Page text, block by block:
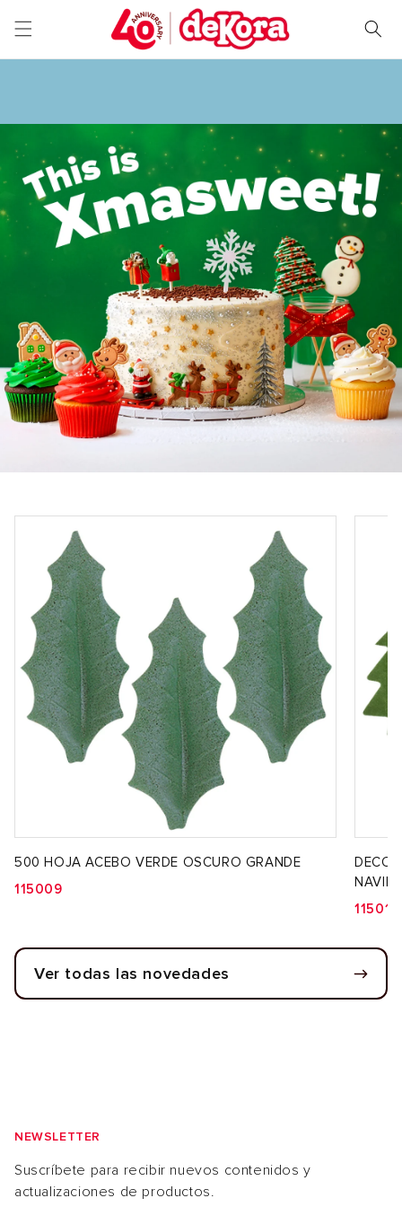
directamente
al contenido
500 HOJA ACEBO VERDE OSCURO GRANDE
115009
115015
Ver todas las novedades
NEWSLETTER
Suscríbete para recibir nuevos contenidos y
actualizaciones de productos.